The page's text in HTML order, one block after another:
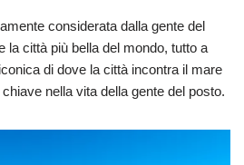
considerata dalla gente del
la città più bella del mondo, tutto a
di dove la città incontra il mare
nella vita della gente del posto.